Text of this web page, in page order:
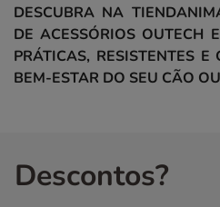
DESCUBRA NA
DE ACESSÓRIOS OUTECH
PRÁTICAS, RESISTENTES
BEM-ESTAR DO SEU CÃO
Descontos?